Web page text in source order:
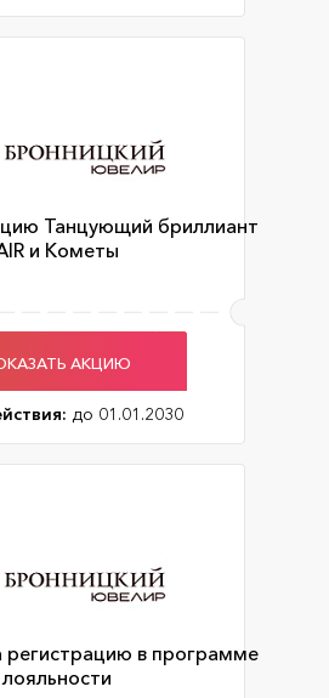
Танцующий бриллиант
и Кометы
АКЦИЮ
до 01.01.2030
регистрацию в программе
лояльности